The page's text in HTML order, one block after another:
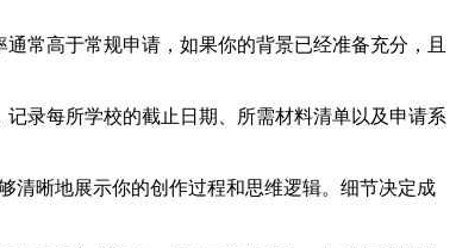
常高于常规申请，如果你的背景已经准备充分，且
录每所学校的截止日期、所需材料清单以及申请系
清晰地展示你的创作过程和思维逻辑。细节决定成